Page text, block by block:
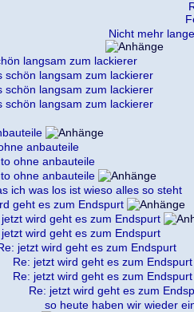
Nicht mehr
langsam zum lackierer
schön langsam zum lackierer
schön langsam zum lackierer
schön langsam zum lackierer
anbauteile
ohne anbauteile
ohne anbauteile
ich was los ist wieso alles so steht
geht es zum Endspurt
jetzt wird geht es zum Endspurt
jetzt wird geht es zum Endspurt
jetzt wird geht es zum Endspurt
Re: jetzt wird geht es zum Endspurt
Re: jetzt wird geht es zum Endspurt
Re: jetzt wird geht es zum
so heute haben wir wieder